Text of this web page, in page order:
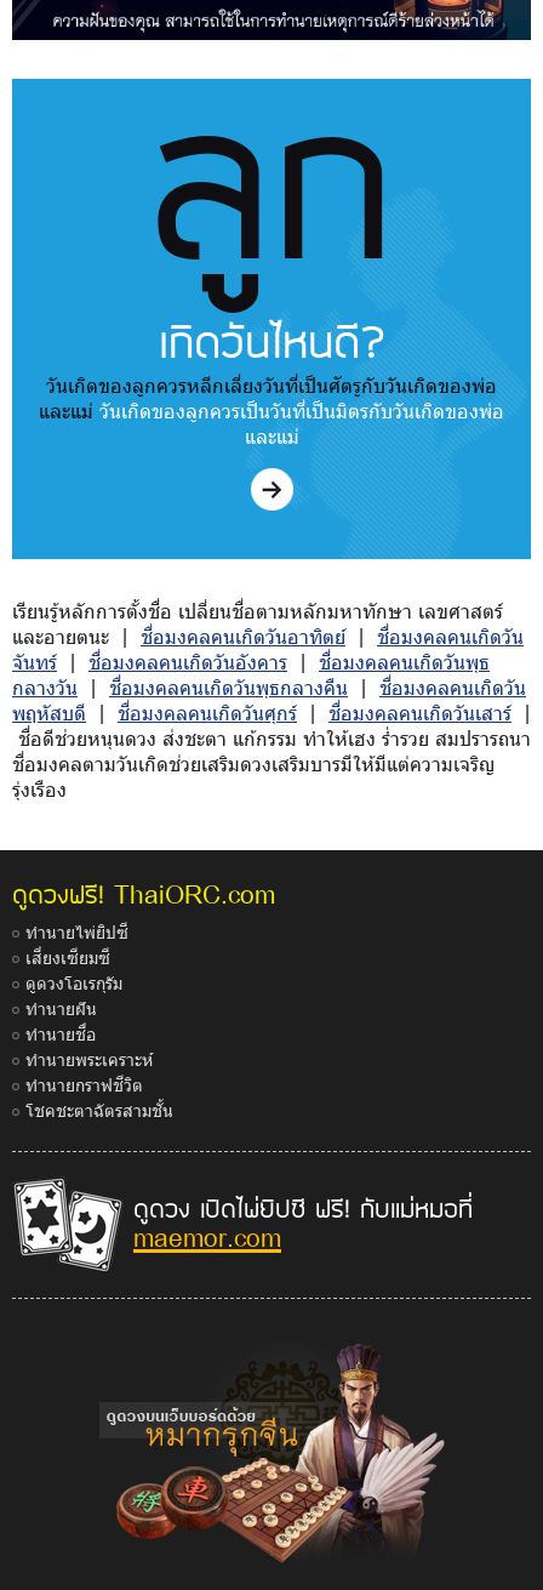
ลูก
เกิดวันไหนดี?
วันเกิดของลูกควรหลีกเลี่ยงวันที่เป็นศัตรูกับวันเกิดของพ่อ
และแม่ วันเกิดของลูกควรเป็นวันที่เป็นมิตรกับวันเกิดของพ่อ
และแม่
เรียนรู้หลักการตั้งชื่อ เปลี่ยนชื่อตามหลักมหาทักษา เลขศาสตร์
และอายตนะ | ชื่อมงคลคนเกิดวันอาทิตย์| ชื่อมงคลคนเกิดวัน
จันทร์ | ชื่อมงคลคนเกิดวันอังคาร | ชื่อมงคลคนเกิดวันพุธ
กลางวัน | ชื่อมงคลคนเกิดวันพุธกลางคืน | ชื่อมงคลคนเกิดวัน
พฤหัสบดี | ชื่อมงคลคนเกิดวันศุกร์ | ชื่อมงคลคนเกิดวันเสาร์ |
ชื่อดีช่วยหนุนดวง ส่งชะตา แก้กรรม ทำให้เฮง ร่ำรวย สมปรารถนา
ชื่อมงคลตามวันเกิดช่วยเสริมดวงเสริมบารมีให้มีแต่ความเจริญ
รุ่งเรือง
ดูดวงฟรี! ThaiORC.com
ทำนายไพ่ยิปซี
เสี่ยงเซียมซี
ดูดวงโอเรกุรัม
ทำนายฝัน
ทำนายชื่อ
ทำนายพระเคราะห์
ทำนายกราฟชีวิต
โชคชะตาฉัตรสามชั้น
ดูดวง เปิดไพ่ยิปซี ฟรี! กับแม่หมอที่
maemor.com